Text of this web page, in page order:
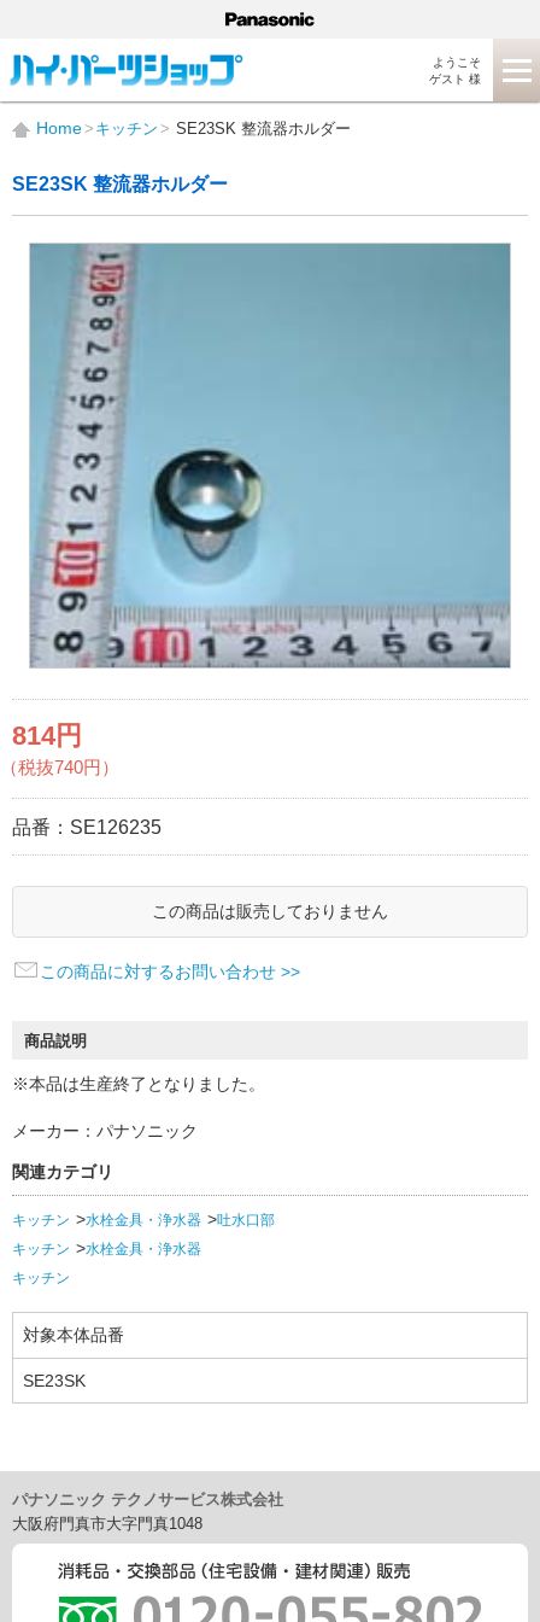
ようこそ
ゲスト 様
Home キッチン SE23SK 整流器ホルダー
SE23SK 整流器ホルダー
814円
（税抜740円）
品番： SE126235
この商品は販売しておりません
この商品に対するお問い合わせ >>
商品説明
※本品は生産終了となりました。
メーカー：パナソニック
関連カテゴリ
キッチン 水栓金具・浄水器
吐水口部
キッチン
水栓金具・浄水器
キッチン
対象本体品番
SE23SK
パナソニック テクノサービス株式会社
大阪府門真市大字門真1048